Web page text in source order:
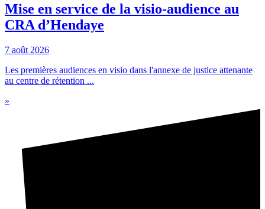
Mise en service de la visio-audience au
CRA d’Hendaye
7 août 2026
Les premières audiences en visio dans l'annexe de justice attenante
au centre de rétention ...
»